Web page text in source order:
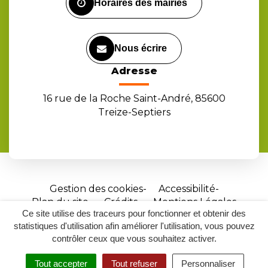
Ce site utilise des traceurs pour fonctionner et obtenir des
statistiques d'utilisation afin améliorer l'utilisation, vous pouvez
contrôler ceux que vous souhaitez activer.
Tout accepter Tout refuser Personnaliser
Horaires des mairies
Nous écrire
Adresse
16 rue de la Roche Saint-André, 85600
Treize-Septiers
Gestion des cookies
Accessibilité
Plan du site
Crédits
Mentions Légales
Site
réalisé
par
Inovagora